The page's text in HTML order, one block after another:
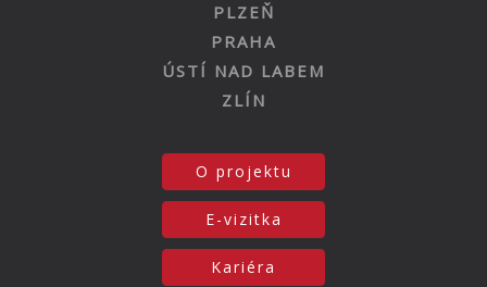
PLZEŇ
PRAHA
ÚSTÍ NAD LABEM
ZLÍN
O projektu
E-vizitka
Kariéra